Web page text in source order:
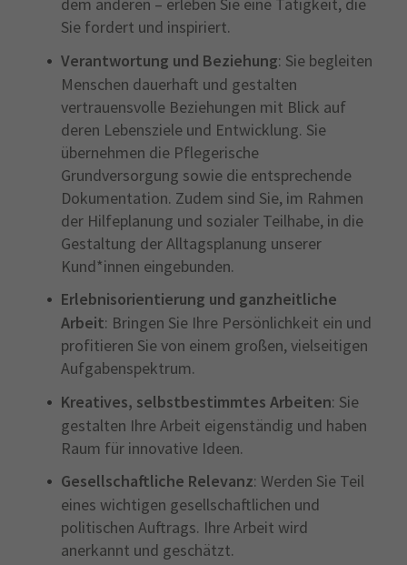
dem anderen – erleben Sie eine Tätigkeit, die
Sie fordert und inspiriert.
Verantwortung und Beziehung: Sie begleiten
Menschen dauerhaft und gestalten
vertrauensvolle Beziehungen mit Blick auf
deren Lebensziele und Entwicklung. Sie
übernehmen die Pflegerische
Grundversorgung sowie die entsprechende
Dokumentation. Zudem sind Sie, im Rahmen
der Hilfeplanung und sozialer Teilhabe, in die
Gestaltung der Alltagsplanung unserer
Kund*innen eingebunden.
Erlebnisorientierung und ganzheitliche
Arbeit: Bringen Sie Ihre Persönlichkeit ein und
profitieren Sie von einem großen, vielseitigen
Aufgabenspektrum.
Kreatives, selbstbestimmtes Arbeiten: Sie
gestalten Ihre Arbeit eigenständig und haben
Raum für innovative Ideen.
Gesellschaftliche Relevanz: Werden Sie Teil
eines wichtigen gesellschaftlichen und
politischen Auftrags. Ihre Arbeit wird
anerkannt und geschätzt.